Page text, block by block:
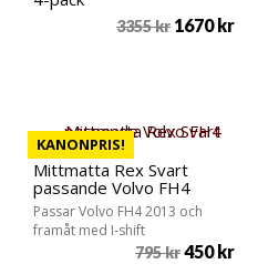
3355kr 1670 kr
KANONPRIS!
Mittmatta Rex Svart
passande Volvo FH4
Passar Volvo FH4 2013 och
framåt med I-shift
795kr450 kr